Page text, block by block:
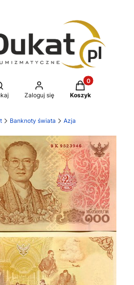
wyszukiwarkę
Zaloguj się
Produkty w
Koszyk
Banknoty świata Azja